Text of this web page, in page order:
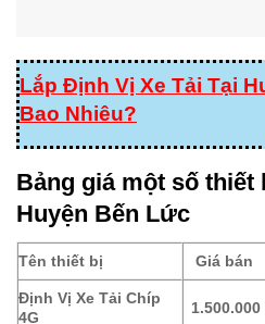
Lắp Định Vị Xe Tải Tại
Bao Nhiêu?
Bảng giá một số thiết
Huyện Bến Lức
Tên thiết bị Giá bán
Định Vị Xe Tải Chíp
4G